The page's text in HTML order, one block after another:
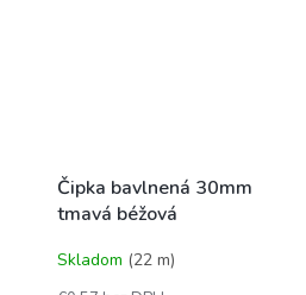
Čipka bavlnená 30mm
tmavá béžová
Skladom (22 m)